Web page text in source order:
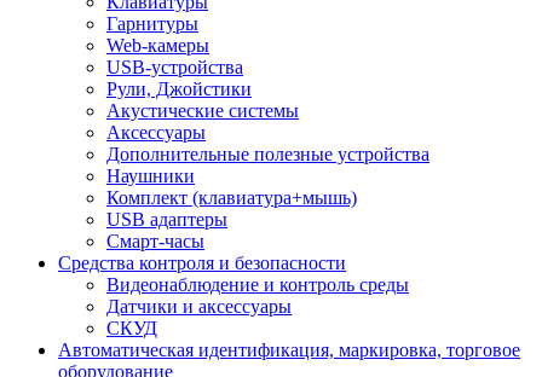
Гарнитуры
Web-камеры
USB-устройства
Рули, Джойстики
Акустические системы
Аксессуары
Дополнительные полезные устройства
Наушники
Комплект (клавиатура+мышь)
USB адаптеры
Смарт-часы
Средства контроля и безопасности
Видеонаблюдение и контроль среды
Датчики и аксессуары
СКУД
Автоматическая идентификация, маркировка, торговое
оборудование